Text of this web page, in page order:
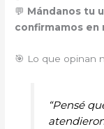
💬 Mándanos tu
confirmamos en
🎯 Lo que opinan
“Pensé